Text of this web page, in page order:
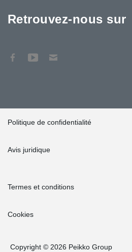
Retrouvez-nous sur
Politique de confidentialité
Avis juridique
Termes et conditions
Cookies
Copyright © 2026 Peikko Group